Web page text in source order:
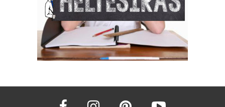
facebook instagram